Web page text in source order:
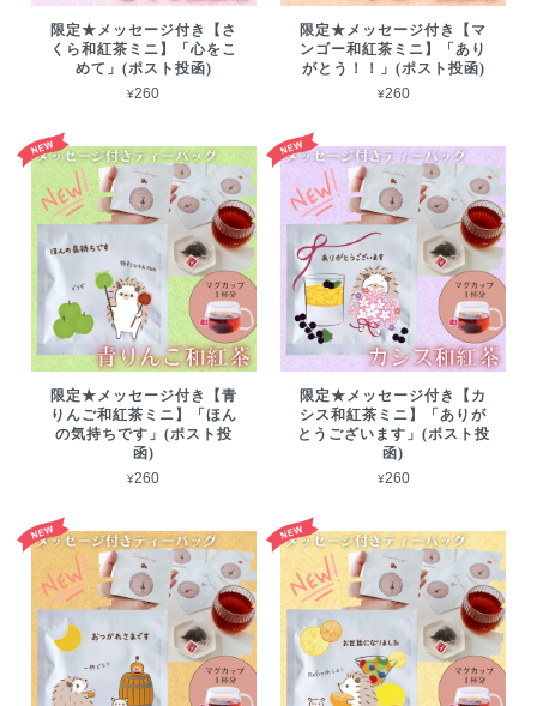
限定★メッセージ付き【さ
くら和紅茶ミニ】「心をこ
めて」(ポスト投函)
¥260
限定★メッセージ付き【マ
ンゴー和紅茶ミニ】「あり
がとう！！」(ポスト投函)
¥260
限定★メッセージ付き【青
りんご和紅茶ミニ】「ほん
の気持ちです」(ポスト投
函)
¥260
限定★メッセージ付き【カ
シス和紅茶ミニ】「ありが
とうございます」(ポスト投
函)
¥260